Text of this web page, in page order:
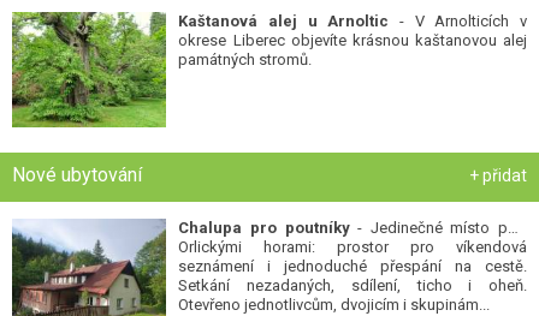
Kaštanová alej u Arnoltic - V Arnolticích v
okrese Liberec objevíte krásnou kaštanovou alej
památných stromů.
Nové ubytování + přidat
Chalupa pro poutníky- Jedinečné místo pod
Orlickými horami: prostor pro víkendová
seznámení i jednoduché přespání na cestě.
Setkání nezadaných, sdílení, ticho i oheň.
Otevřeno jednotlivcům, dvojicím i skupinám...